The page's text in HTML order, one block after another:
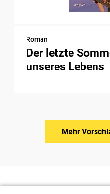
Roman
Der letzte
unseres Lebens
Mehr